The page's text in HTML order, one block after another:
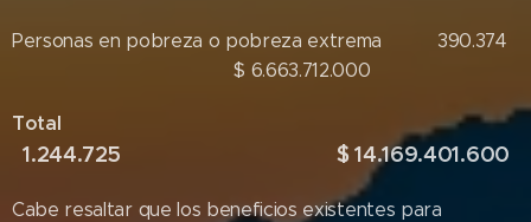
Personas en pobreza o pobreza extrema 390.374
$ 6.663.712.000
Total
1.244.725$ 14.169.401.600
Cabe resaltar que los beneficios existentes para